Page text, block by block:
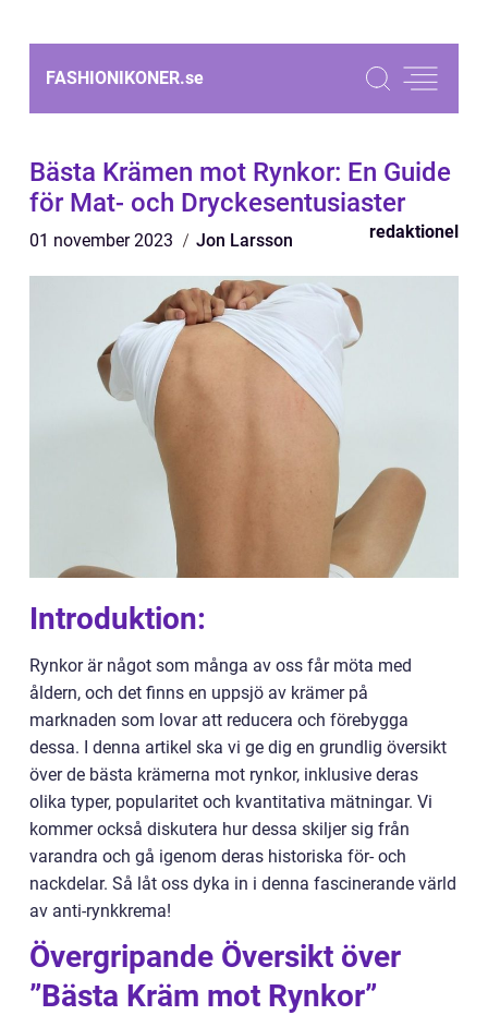
FASHIONIKONER.se
Bästa Krämen mot Rynkor: En Guide
för Mat- och Dryckesentusiaster
01 november 2023 Jon Larsson redaktionel
Introduktion:
Rynkor är något som många av oss får möta med
åldern, och det finns en uppsjö av krämer på
marknaden som lovar att reducera och förebygga
dessa. I denna artikel ska vi ge dig en grundlig översikt
över de bästa krämerna mot rynkor, inklusive deras
olika typer, popularitet och kvantitativa mätningar. Vi
kommer också diskutera hur dessa skiljer sig från
varandra och gå igenom deras historiska för- och
nackdelar. Så låt oss dyka in i denna fascinerande värld
av anti-rynkkrema!
Övergripande Översikt över
”Bästa Kräm mot Rynkor”